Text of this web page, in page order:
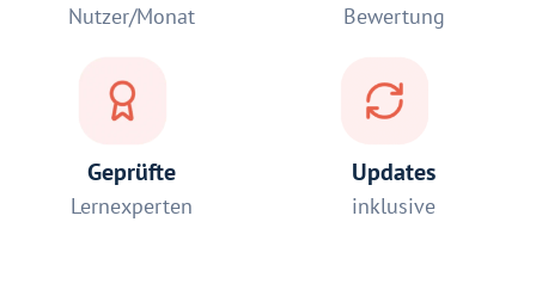
Nutzer/Monat Bewertung
Geprüfte
Lernexperten
Updates
inklusive